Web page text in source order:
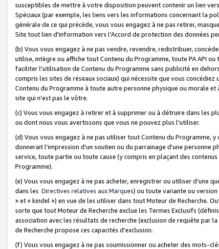
susceptibles de mettre à votre disposition peuvent contenir un lien
Spéciaux (par exemple, les liens vers les informations concernant la
générale de ce qui précède, vous vous engagez à ne pas retirer,
Site tout lien d'information vers l'Accord de protection des données
(b) Vous vous engagez à ne pas vendre, revendre, redistribuer,
utilise, intègre ou affiche tout Contenu du Programme, toute PA API
faciliter l'utilisation de Contenu du Programme sans publicité en
compris les sites de réseaux sociaux) qui nécessite que vous
Contenu du Programme à toute autre personne physique ou morale
site qui n'est pas le vôtre.
(c) Vous vous engagez à retirer et à supprimer ou à détruire dans les
ou dont nous vous avertissons que vous ne pouvez plus l'utiliser.
(d) Vous vous engagez à ne pas utiliser tout Contenu du Programme,
donnerait l'impression d'un soutien ou du parrainage d'une personne
service, toute partie ou toute cause (y compris en plaçant des
Programme).
(e) Vous vous engagez à ne pas acheter, enregistrer ou utiliser d’une
dans les Directives relatives aux Marques) ou toute variante ou
» et « kindel ») en vue de les utiliser dans tout Moteur de Recherche.
sorte que tout Moteur de Recherche exclue les Termes Exclusifs
association avec les résultats de recherche (exclusion de requête
de Recherche propose ces capacités d'exclusion.
(f) Vous vous engagez à ne pas soumissionner ou acheter des mots-